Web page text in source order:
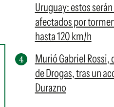
Uruguay: estos
afectados por
hasta 120 km/h
Murió Gabriel Rossi,
de Drogas, tras un
Durazno